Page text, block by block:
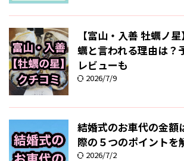
【富山・入善 牡蠣ノ
蠣と言われる理由は？
レビューも
2026/7/9
結婚式のお車代の金額
際の５つのポイントを
2026/7/2